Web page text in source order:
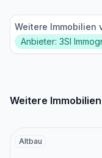
Weitere Immobilien
Anbieter: 3SI
Weitere
Altbau